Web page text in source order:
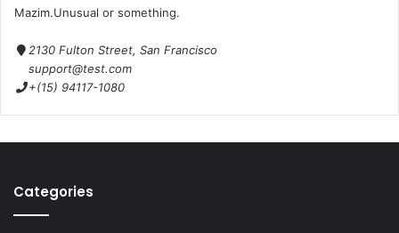
Mazim.Unusual or something.
2130 Fulton Street, San Francisco
support@test.com
+(15) 94117-1080
Categories